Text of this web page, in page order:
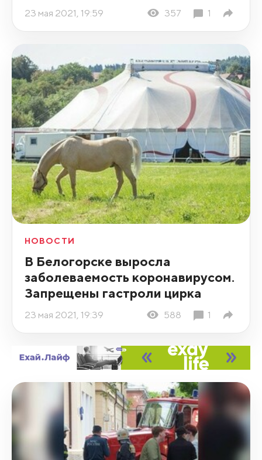
23 мая 2021, 19:59 357 1
НОВОСТИ
В Белогорске выросла
заболеваемость коронавирусом.
Запрещены гастроли цирка
23 мая 2021, 19:39 588 1